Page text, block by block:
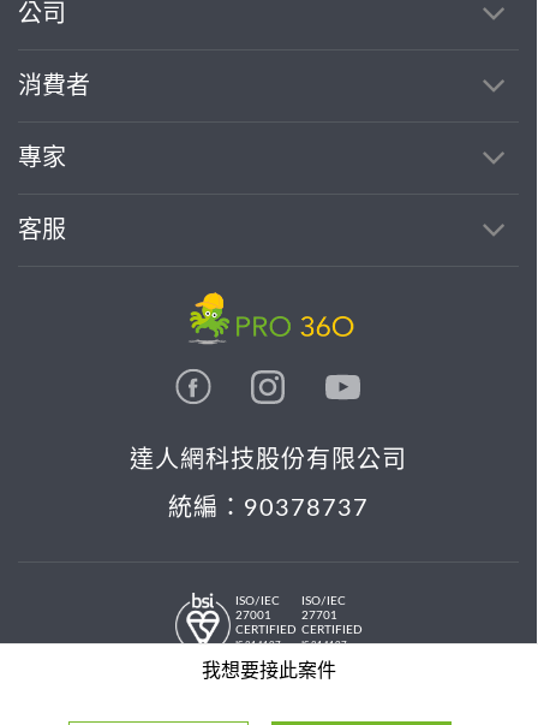
我想要接此案件
公司
消費者
專家
客服
達人網科技股份有限公司
統編：90378737
ISO/IEC
27001
CERTIFIED
IS 814197
ISO/IEC
27701
CERTIFIED
IS 814197
© 2026 PRO36O. All rights reserved.